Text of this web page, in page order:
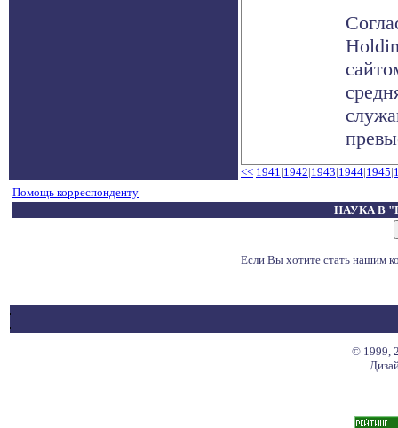
<< 1941|1942|1943|1944|1945|
Помощь корреспонденту
НАУКА В
Если Вы хотите стать нашим
© 1999,